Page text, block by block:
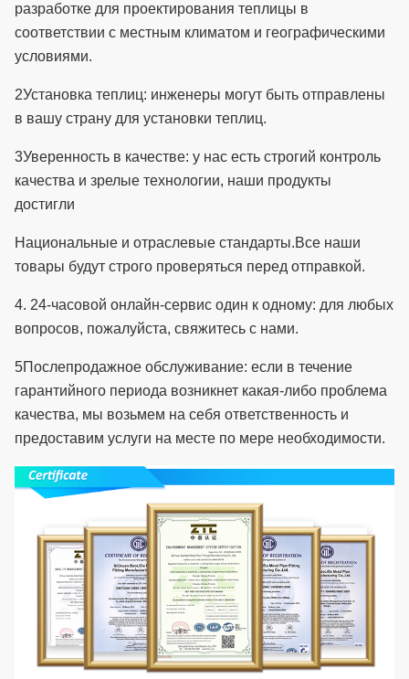
разработке для проектирования теплицы в
соответствии с местным климатом и географическими
условиями.
2Установка теплиц: инженеры могут быть отправлены
в вашу страну для установки теплиц.
3Уверенность в качестве: у нас есть строгий контроль
качества и зрелые технологии, наши продукты
достигли
Национальные и отраслевые стандарты.Все наши
товары будут строго проверяться перед отправкой.
4. 24-часовой онлайн-сервис один к одному: для любых
вопросов, пожалуйста, свяжитесь с нами.
5Послепродажное обслуживание: если в течение
гарантийного периода возникнет какая-либо проблема
качества, мы возьмем на себя ответственность и
предоставим услуги на месте по мере необходимости.